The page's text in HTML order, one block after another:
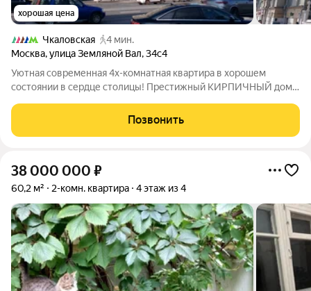
хорошая цена
Чкаловская
4 мин.
Москва,улица Земляной Вал,34с4
Уютная современная 4х-комнатная квартира в хорошем
состоянии в сердце столицы! Престижный КИРПИЧНЫЙ дом -
(въезд через ворота) ЗЕЛЕНЫЙ двор с клумбами, сквериком
для отдыха. Квартира угловая, окна
Позвонить
38 000 000 ₽
60,2 м² 2-комн. квартира 4 этаж из 4